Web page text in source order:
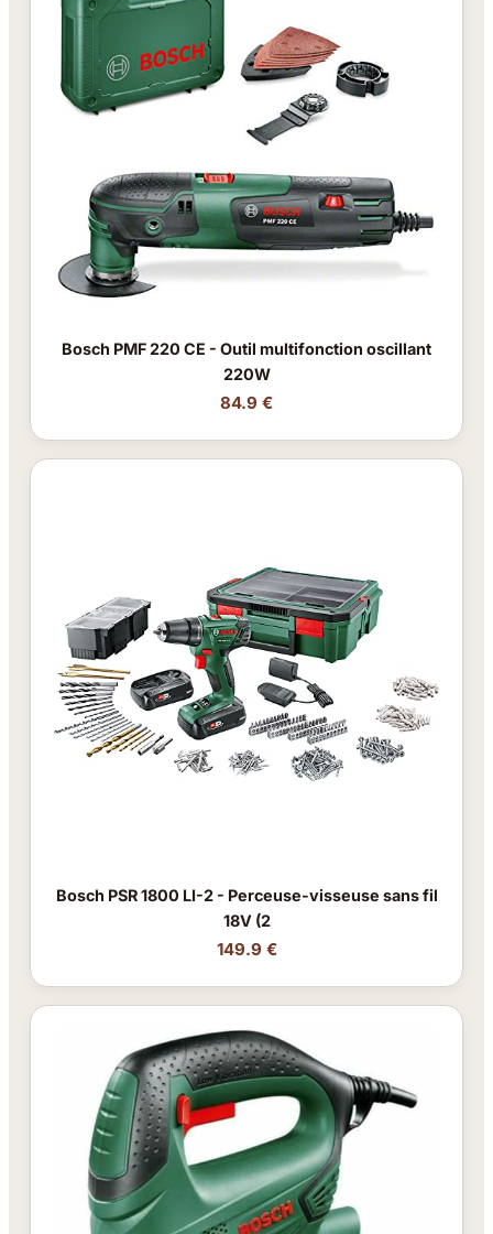
Bosch PMF 220 CE - Outil multifonction oscillant
220W
84.9 €
Bosch PSR 1800 LI-2 - Perceuse-visseuse sans fil
18V (2
149.9 €